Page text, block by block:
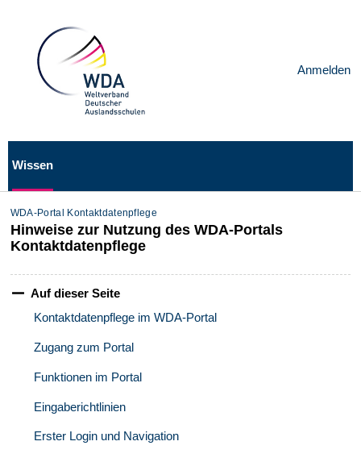
Anmelden
Wissen
WDA-Portal Kontaktdatenpflege
Hinweise zur Nutzung des WDA-Portals
Kontaktdatenpflege
Auf dieser Seite
Kontaktdatenpflege im WDA-Portal
Zugang zum Portal
Funktionen im Portal
Eingaberichtlinien
Erster Login und Navigation